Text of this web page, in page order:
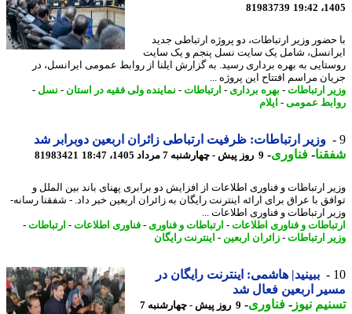
81983739
وزیر ارتباطات، دو پروژه ارتباطی جدید
شامل یک سایت نسل پنجم و یک سایت
به بهره برداری رسید. به گزارش ایلنا از روابط عمومی ایرانسل، در
مراسم افتتاح این پروژه ...
ارتباطات-بهره برداری- ارتباطات-نماینده ولی فقیه در استان-نسل-
عمومی-ایلام
وزیر ارتباطات: ظرفیت ارتباطی زائران اربعین دوبرابر شد
-فناوری- 9 روز پیش - چهارشنبه 7 مرداد 1405، 18:47 81983421
ارتباطات و فناوری اطلاعات از افزایش دو برابری پهنای باند بین الملل و
با عراق برای ارائه اینترنت رایگان به زائران اربعین خبر داد. - شفقنا رسانه-
ارتباطات و فناوری اطلاعات ...
و فناوری اطلاعات-ارتباطات و فناوری- فناوری اطلاعات-ارتباطات-
ارتباطات-زائران اربعین -اینترنت رایگان
ببینید| هاشمی: اینترنت رایگان در
اربعین فعال شد
نیوز-فناوری-
9 روز پیش - چهارشنبه 7